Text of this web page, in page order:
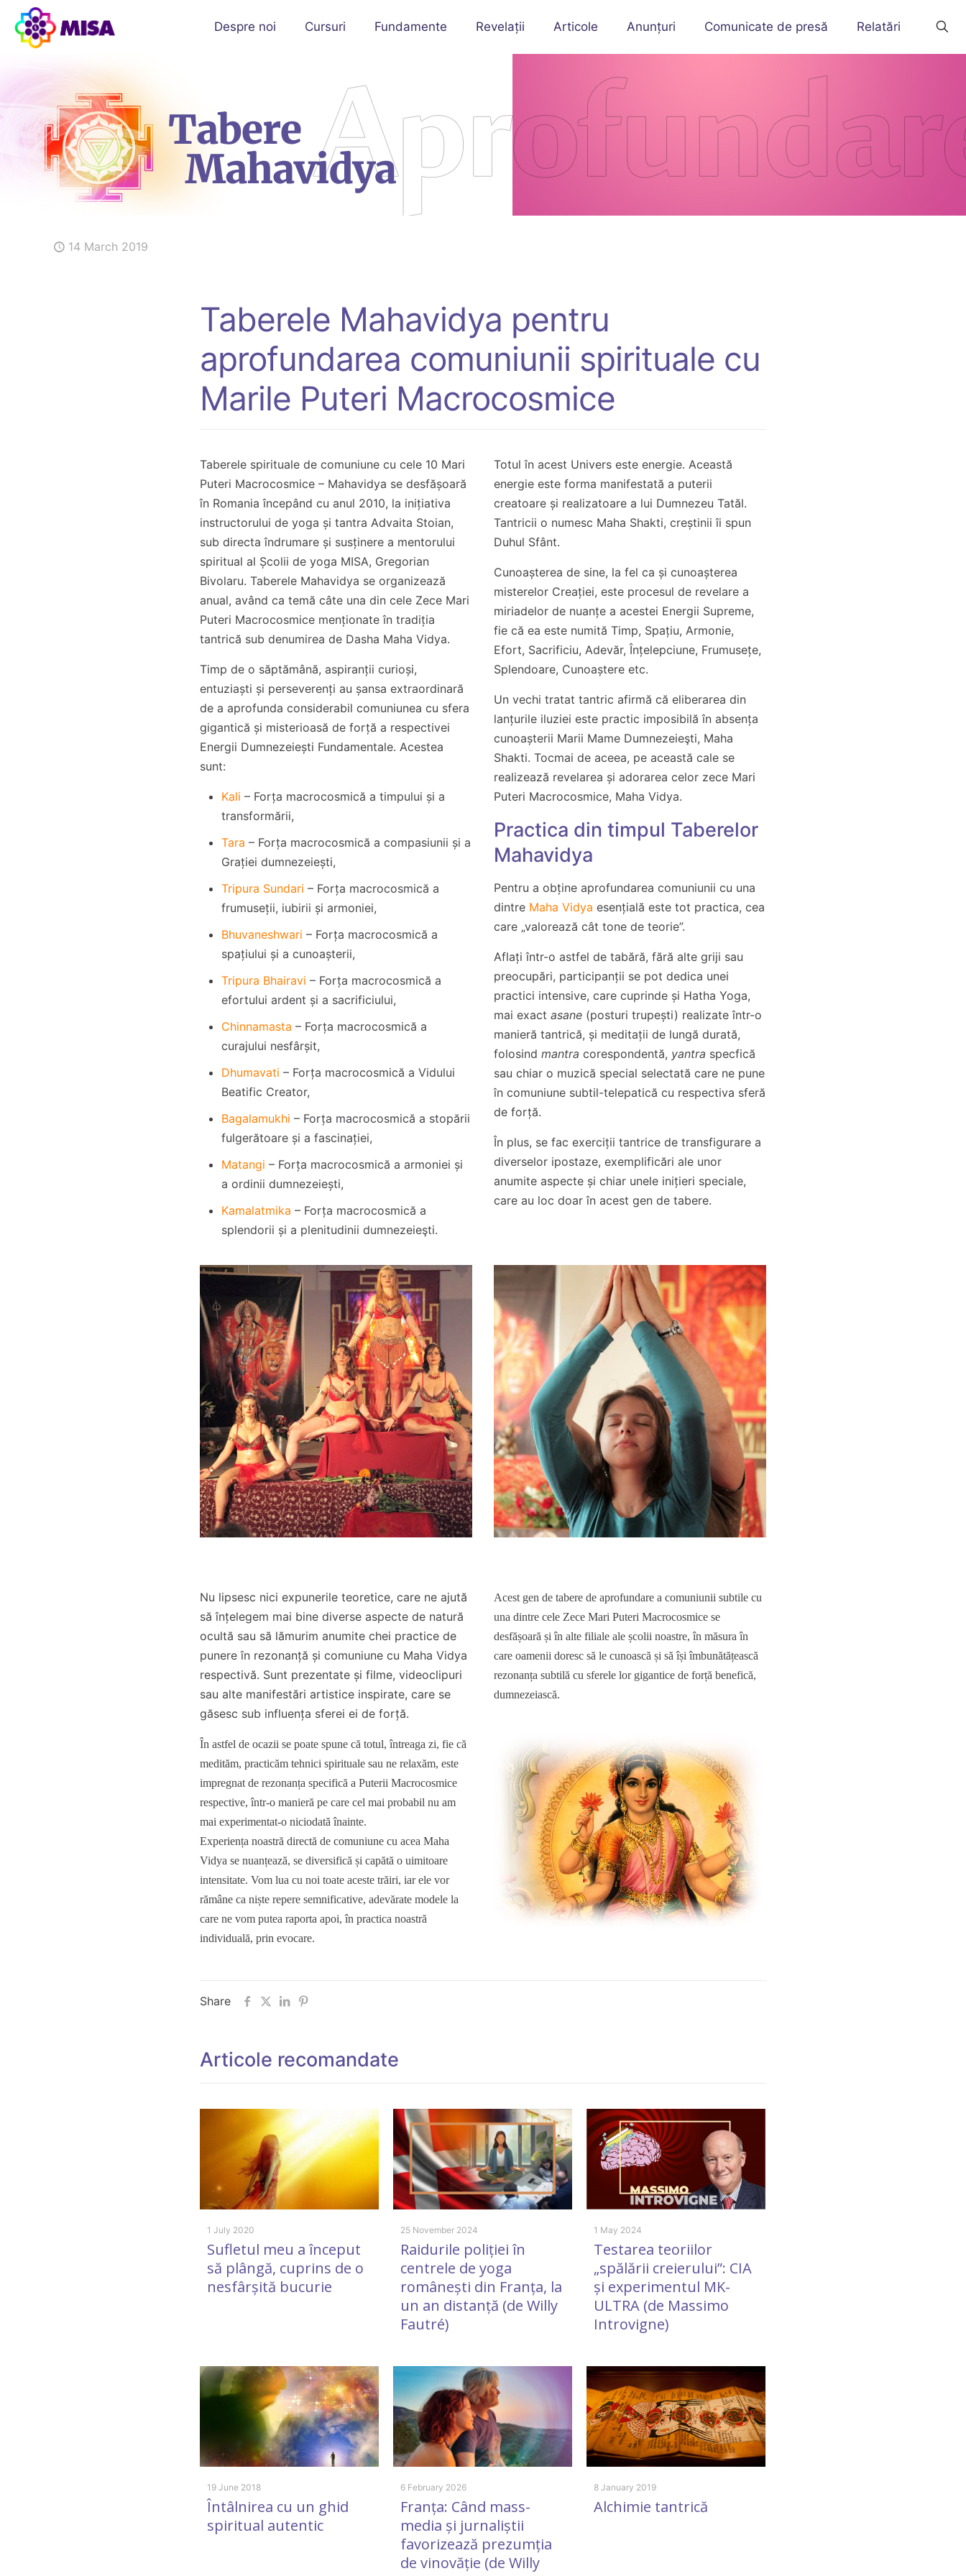
Despre noi Cursuri Fundamente Revelații Articole Anunțuri Comunicate de presă Relatări
14 March 2019
Taberele Mahavidya pentru
aprofundarea comuniunii spirituale cu
Marile Puteri Macrocosmice
Taberele spirituale de comuniune cu cele 10 Mari
Puteri Macrocosmice – Mahavidya se desfășoară
în Romania începând cu anul 2010, la inițiativa
instructorului de yoga și tantra Advaita Stoian,
sub directa îndrumare și susținere a mentorului
spiritual al Școlii de yoga MISA, Gregorian
Bivolaru. Taberele Mahavidya se organizează
anual, având ca temă câte una din cele Zece Mari
Puteri Macrocosmice menționate în tradiția
tantrică sub denumirea de Dasha Maha Vidya.
Timp de o săptămână, aspiranții curioși,
entuziaști și perseverenți au șansa extraordinară
de a aprofunda considerabil comuniunea cu sfera
gigantică și misterioasă de forță a respectivei
Energii Dumnezeiești Fundamentale. Acestea
sunt:
Kali – Forța macrocosmică a timpului și a
transformării,
Tara – Forța macrocosmică a compasiunii și a
Grației dumnezeiești,
Tripura Sundari – Forța macrocosmică a
frumuseții, iubirii și armoniei,
Bhuvaneshwari – Forța macrocosmică a
spațiului și a cunoașterii,
Tripura Bhairavi – Forța macrocosmică a
efortului ardent și a sacrificiului,
Chinnamasta – Forța macrocosmică a
curajului nesfârșit,
Dhumavati – Forța macrocosmică a Vidului
Beatific Creator,
Bagalamukhi – Forța macrocosmică a stopării
fulgerătoare și a fascinației,
Matangi – Forța macrocosmică a armoniei și
a ordinii dumnezeiești,
Kamalatmika – Forța macrocosmică a
splendorii și a plenitudinii dumnezeieşti.
Totul în acest Univers este energie. Această
energie este forma manifestată a puterii
creatoare și realizatoare a lui Dumnezeu Tatăl.
Tantricii o numesc Maha Shakti, creștinii îi spun
Duhul Sfânt.
Cunoașterea de sine, la fel ca și cunoașterea
misterelor Creației, este procesul de revelare a
miriadelor de nuanțe a acestei Energii Supreme,
fie că ea este numită Timp, Spațiu, Armonie,
Efort, Sacrificiu, Adevăr, Înțelepciune, Frumusețe,
Splendoare, Cunoaștere etc.
Un vechi tratat tantric afirmă că eliberarea din
lanțurile iluziei este practic imposibilă în absența
cunoașterii Marii Mame Dumnezeieşti, Maha
Shakti. Tocmai de aceea, pe această cale se
realizează revelarea și adorarea celor zece Mari
Puteri Macrocosmice, Maha Vidya.
Practica din timpul Taberelor
Mahavidya
Pentru a obține aprofundarea comuniunii cu una
dintre Maha Vidya esențială este tot practica, cea
care „valorează cât tone de teorie”.
Aflați într-o astfel de tabără, fără alte griji sau
preocupări, participanții se pot dedica unei
practici intensive, care cuprinde și Hatha Yoga,
mai exact asane(posturi trupești) realizate într-o
manieră tantrică, și meditații de lungă durată,
folosind mantra corespondentă, yantra specfică
sau chiar o muzică special selectată care ne pune
în comuniune subtil-telepatică cu respectiva sferă
de forță.
În plus, se fac exerciții tantrice de transfigurare a
diverselor ipostaze, exemplificări ale unor
anumite aspecte și chiar unele inițieri speciale,
care au loc doar în acest gen de tabere.
Nu lipsesc nici expunerile teoretice, care ne ajută
să înțelegem mai bine diverse aspecte de natură
ocultă sau să lămurim anumite chei practice de
punere în rezonanță și comuniune cu Maha Vidya
respectivă. Sunt prezentate și filme, videoclipuri
sau alte manifestări artistice inspirate, care se
găsesc sub influența sferei ei de forță.
În astfel de ocazii se poate spune că totul, întreaga zi, fie că
medităm, practicăm tehnici spirituale sau ne relaxăm, este
impregnat de rezonanța specifică a Puterii Macrocosmice
respective, într-o manieră pe care cel mai probabil nu am
mai experimentat-o niciodată înainte.
Experiența noastră directă de comuniune cu acea Maha
Vidya se nuanțează, se diversifică și capătă o uimitoare
intensitate. Vom lua cu noi toate aceste trăiri, iar ele vor
rămâne ca niște repere semnificative, adevărate modele la
care ne vom putea raporta apoi, în practica noastră
individuală, prin evocare.
Acest gen de tabere de aprofundare a comuniunii subtile cu
una dintre cele Zece Mari Puteri Macrocosmice se
desfășoară și în alte filiale ale școlii noastre, în măsura în
care oamenii doresc să le cunoască și să își îmbunătățească
rezonanța subtilă cu sferele lor gigantice de forță benefică,
dumnezeiască.
Share
Articole recomandate
1 July 2020
Sufletul meu a început
să plângă, cuprins de o
nesfârșită bucurie
25 November 2024
Raidurile poliției în
centrele de yoga
românești din Franța, la
un an distanță (de Willy
Fautré)
1 May 2024
Testarea teoriilor
„spălării creierului”: CIA
și experimentul MK-
ULTRA (de Massimo
Introvigne)
19 June 2018
Întâlnirea cu un ghid
spiritual autentic
6 February 2026
Franța: Când mass-
media și jurnaliștii
favorizează prezumția
de vinovăție (de Willy
8 January 2019
Alchimie tantrică